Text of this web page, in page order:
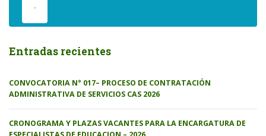
.
Entradas recientes
CONVOCATORIA N° 017– PROCESO DE CONTRATACIÓN
ADMINISTRATIVA DE SERVICIOS CAS 2026
CRONOGRAMA Y PLAZAS VACANTES PARA LA ENCARGATURA DE